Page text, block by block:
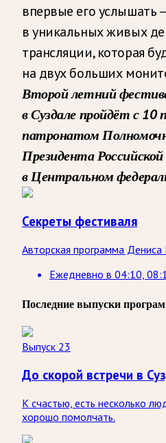
впервые его услышать
в уникальных живых
трансляции, которая
на двух больших
Второй летний
в Суздале пройдёт с 10
патронатом
Президента
в Центральном
Секреты фестиваля
Авторская программа
Ежедневно в 04:10,
Последние выпуски
Выпуск 23
До скорой встречи в
К счастью, есть несколько
хорошо помолчать.